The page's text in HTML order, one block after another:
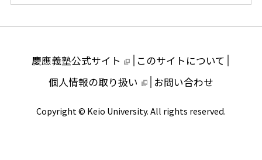
慶應義塾公式サイト
このサイトについて
個人情報の取り扱い
お問い合わせ
Copyright © Keio University. All rights reserved.